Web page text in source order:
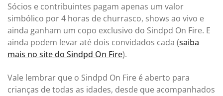
Sócios e contribuintes pagam apenas um valor
simbólico por 4 horas de churrasco, shows ao vivo e
ainda ganham um copo exclusivo do Sindpd On Fire. E
ainda podem levar até dois convidados cada (saiba
mais no site do Sindpd On Fire).
Vale lembrar que o Sindpd On Fire é aberto para
crianças de todas as idades, desde que acompanhados